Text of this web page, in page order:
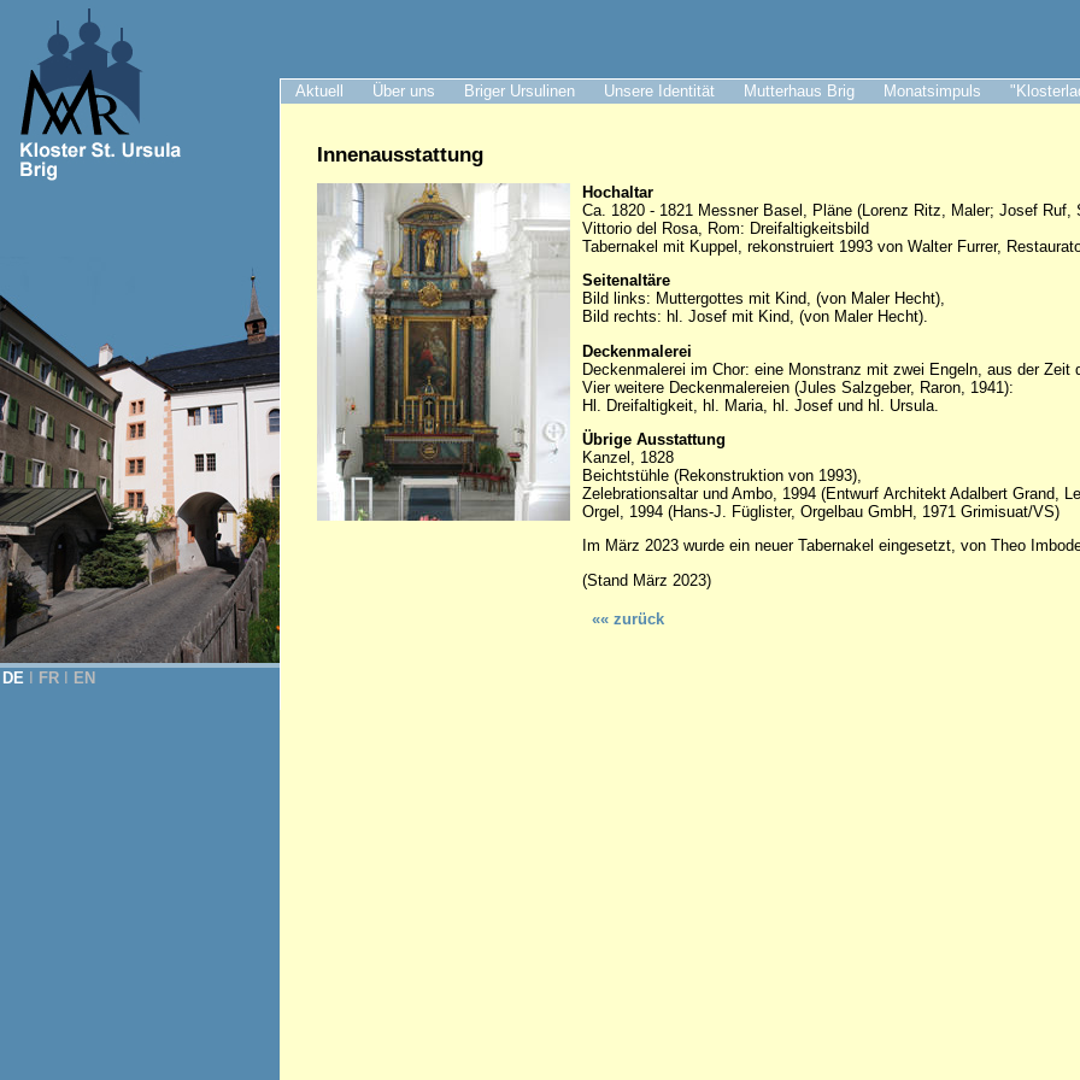
Aktuell Über uns Briger Ursulinen Unsere Identität Mutterhaus Brig Monatsimpuls
DE FR EN
Innenausstattung
Hochaltar
Ca. 1820 - 1821 Messner Basel, Pläne (Lorenz Ritz, Maler; Josef Ruf,
Vittorio del Rosa, Rom: Dreifaltigkeitsbild
Tabernakel mit Kuppel, rekonstruiert 1993 von Walter Furrer,
Seitenaltäre
Bild links: Muttergottes mit Kind, (von Maler Hecht),
Bild rechts: hl. Josef mit Kind, (von Maler Hecht).
Deckenmalerei
Deckenmalerei im Chor: eine Monstranz mit zwei Engeln, aus der Zeit
Vier weitere Deckenmalereien (Jules Salzgeber, Raron, 1941):
Hl. Dreifaltigkeit, hl. Maria, hl. Josef und hl. Ursula.
Übrige Ausstattung
Kanzel, 1828
Beichtstühle (Rekonstruktion von 1993),
Zelebrationsaltar und Ambo, 1994 (Entwurf Architekt Adalbert Grand,
Orgel, 1994 (Hans-J. Füglister, Orgelbau GmbH, 1971 Grimisuat/VS)
Im März 2023 wurde ein neuer Tabernakel eingesetzt, von Theo
(Stand März 2023)
«« zurück